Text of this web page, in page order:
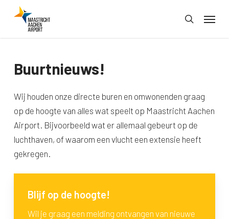
search
Menu
Buurtnieuws!
Wij houden onze directe buren en omwonenden graag
op de hoogte van alles wat speelt op Maastricht Aachen
Airport. Bijvoorbeeld wat er allemaal gebeurt op de
luchthaven, of waarom een vlucht een extensie heeft
gekregen.
Blijf op de hoogte!
Wil je graag een melding ontvangen van nieuwe